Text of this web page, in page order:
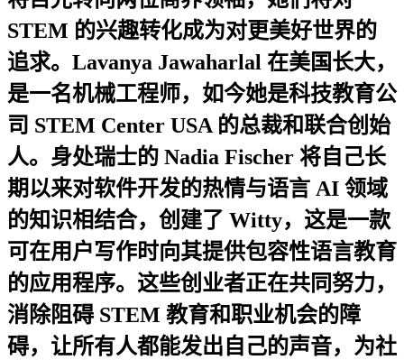
STEM 的兴趣转化成为对更美好世界的
追求。Lavanya Jawaharlal 在美国长大，
是一名机械工程师，如今她是科技教育公
司 STEM Center USA 的总裁和联合创始
人。身处瑞士的 Nadia Fischer 将自己长
期以来对软件开发的热情与语言 AI 领域
的知识相结合，创建了 Witty，这是一款
可在用户写作时向其提供包容性语言教育
的应用程序。这些创业者正在共同努力，
消除阻碍 STEM 教育和职业机会的障
碍，让所有人都能发出自己的声音，为社